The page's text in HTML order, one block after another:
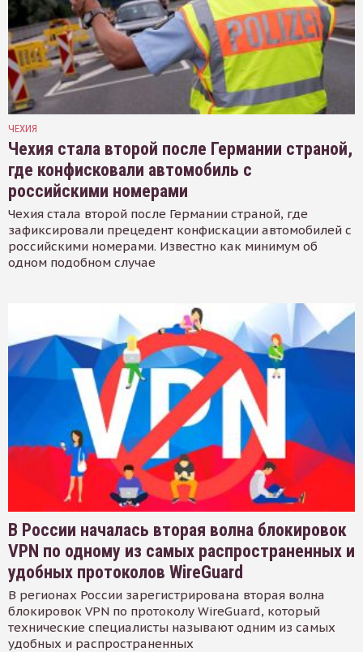
ЧЕХИЯ
Чехия стала второй после Германии страной,
где конфисковали автомобиль с
российскими номерами
Чехия стала второй после Германии страной, где
зафиксировали прецедент конфискации автомобилей с
российскими номерами. Известно как минимум об
одном подобном случае
В России началась вторая волна блокировок
VPN по одному из самых распространенных и
удобных протоколов WireGuard
В регионах России зарегистрирована вторая волна
блокировок VPN по протоколу WireGuard, который
технические специалисты называют одним из самых
удобных и распространенных